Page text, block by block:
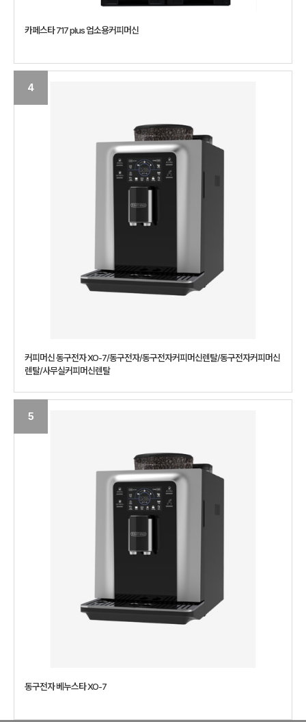
카페스타 717 plus 업소용커피머신
4
커피머신 동구전자 XO-7/동구전자/동구전자커피머신렌탈/동구전자커피머신
렌탈/사무실커피머신렌탈
5
동구전자 베누스타 XO-7